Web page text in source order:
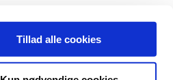
Tillad alle cookies